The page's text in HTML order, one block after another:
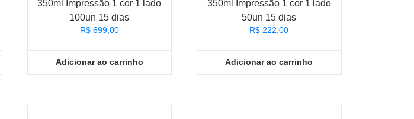
350ml Impressão 1 cor 1 lado
100un 15 dias
R$699,00
Adicionar ao carrinho
350ml Impressão 1 cor 1 lado
50un 15 dias
R$ 222,00
Adicionar ao carrinho